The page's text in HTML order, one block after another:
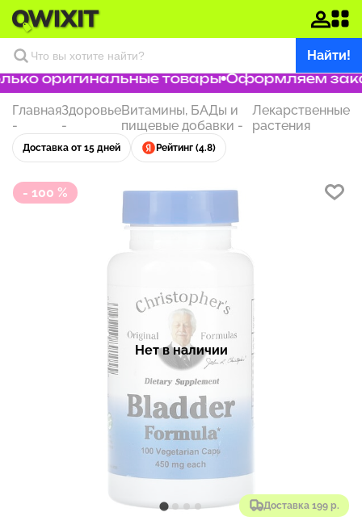
Найти!
оригинальные товары Оформляем заказ
Главная
-
Здоровье
-
Витамины, БАДы и
пищевые добавки -
Лекарственные
растения
Доставка от 15 дней Рейтинг (4.8)
- 100 %
Доставка 199 р.
Нет в наличии